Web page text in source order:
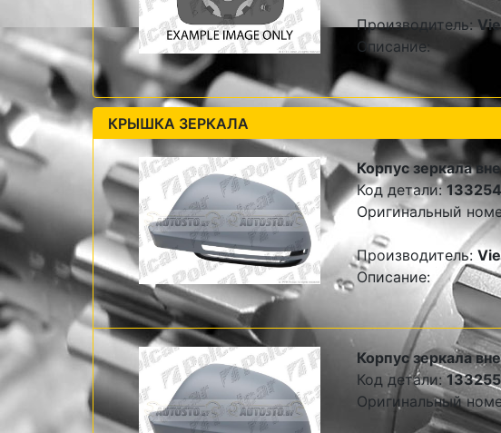
Производитель:
Описание:
КРЫШКА ЗЕРКАЛА
Корпус зеркала
Код детали:
Оригинальный
Производитель:
Описание:
Корпус зеркала
Код детали:
Оригинальный